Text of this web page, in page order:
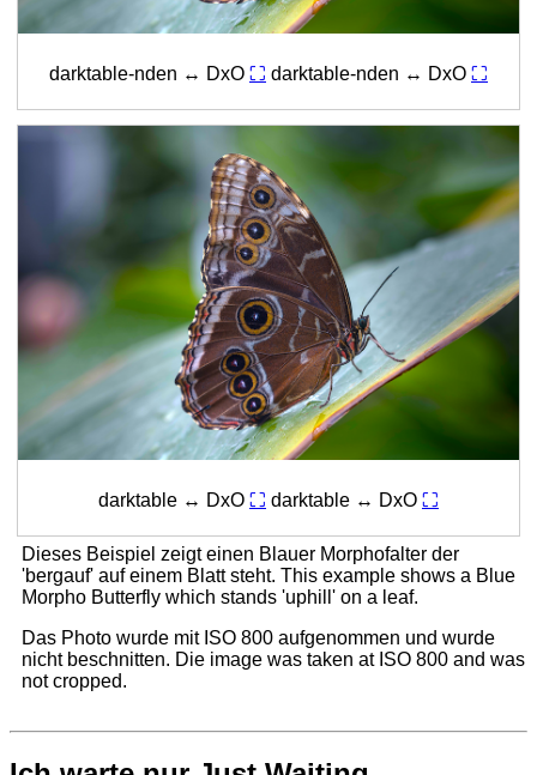
darktable-nden ↔ DxO ⛶ darktable-nden ↔ DxO ⛶
darktable ↔ DxO ⛶ darktable ↔ DxO ⛶
Dieses Beispiel zeigt einen Blauer Morphofalter der
'bergauf' auf einem Blatt steht. This example shows a Blue
Morpho Butterfly which stands 'uphill' on a leaf.
Das Photo wurde mit ISO 800 aufgenommen und wurde
nicht beschnitten. Die image was taken at ISO 800 and was
not cropped.